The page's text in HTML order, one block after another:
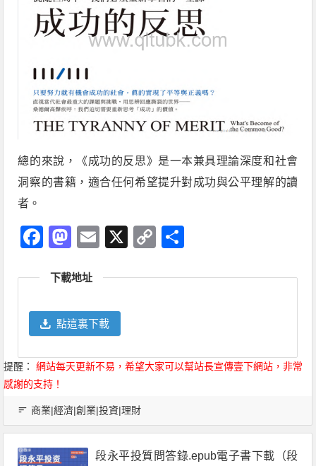
總的來說，《成功的反思》是一本兼具理論深度和社會
洞察的書籍，適合任何希望提升對成功與公平理解的讀
者。
Facebook
Mastodon
Email
X
Copy
下載地址
點這裏下載
提醒：
網站每天更新不易，希望大家可以幫站長宣傳壹下網站，非常
感謝的支持！
商業|經濟|創業|投資|理財
段永平投質問答錄.epub電子書下載（段